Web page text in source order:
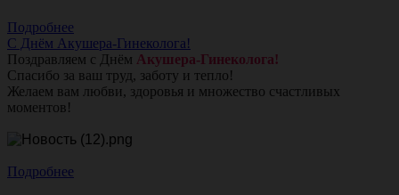
Подробнее
С Днём Акушера-Гинеколога!
Поздравляем с Днём Акушера-Гинеколога!
Спасибо за ваш труд, заботу и тепло!
Желаем вам любви, здоровья и множество счастливых
моментов!
Подробнее